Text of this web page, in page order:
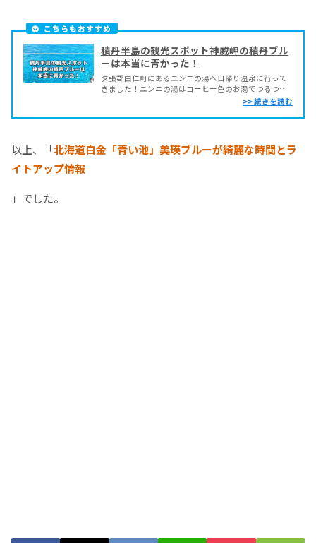
こちらもおすすめ
積丹半島の観光スポット神威岬の積丹ブル
ーは本当に青かった！
夕張郡由仁町にあるユンニの湯へ日帰り温泉に行って
きました！ユンニの湯はコーヒー色のお湯でつるつる
の肌になり、私の中では日帰り温泉ベスト3に入るくら
で、実はもう何十回も行ってるんですよー...
以上、「北海道白金「青い池」美瑛ブルーが綺麗な時間とラ
イトアップ情報
」でした。